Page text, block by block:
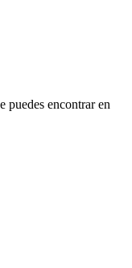
puedes encontrar en